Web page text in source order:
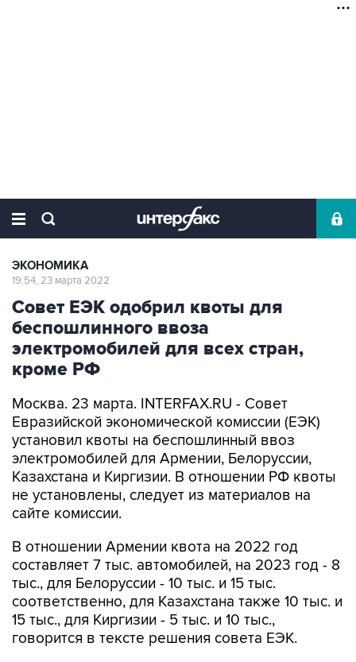
ЭКОНОМИКА
19:54, 23 марта 2022
Совет ЕЭК одобрил квоты для
беспошлинного ввоза
электромобилей для всех стран,
кроме РФ
Москва. 23 марта. INTERFAX.RU - Совет
Евразийской экономической комиссии (ЕЭК)
установил квоты на беспошлинный ввоз
электромобилей для Армении, Белоруссии,
Казахстана и Киргизии. В отношении РФ квоты
не установлены, следует из материалов на
сайте комиссии.
В отношении Армении квота на 2022 год
составляет 7 тыс. автомобилей, на 2023 год - 8
тыс., для Белоруссии - 10 тыс. и 15 тыс.
соответственно, для Казахстана также 10 тыс. и
15 тыс., для Киргизии - 5 тыс. и 10 тыс.,
говорится в тексте решения совета ЕЭК.